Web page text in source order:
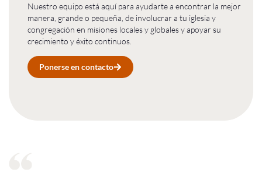
Nuestro equipo está aquí para ayudarte a encontrar la mejor
manera, grande o pequeña, de involucrar a tu iglesia y
congregación en misiones locales y globales y apoyar su
crecimiento y éxito continuos.
Ponerse en contacto